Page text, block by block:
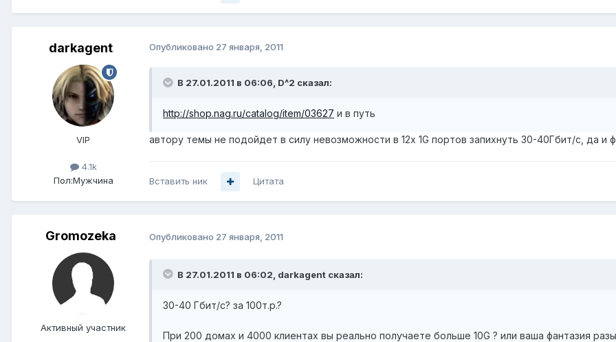
darkagent
VIP
4.1k
Пол:Мужчина
Опубликовано 27 января, 2011
В 27.01.2011 в 06:06, D^2 сказал:
http://shop.nag.ru/catalog/item/03627 и в путь
автору темы не подойдет в силу невозможности в 12x 1G портов запихнуть 30-40Гбит/с, да и
Вставить ник Цитата
Gromozeka
Активный участник
Опубликовано 27 января, 2011
В 27.01.2011 в 06:02, darkagent сказал:
30-40 Гбит/с? за 100т.р.?
При 200 домах и 4000 клиентах вы реально получаете больше 10G ? или ваша фантазия